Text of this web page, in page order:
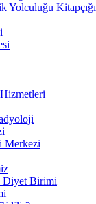
Yolculuğu Kitapçığı
Merkezi
Diyet Birimi